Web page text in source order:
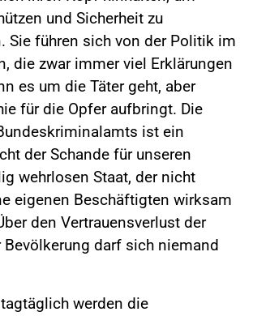
und Sicherheit zu
Sie führen sich von der Politik im
die zwar immer viel Erklärungen
es um die Täter geht, aber
für die Opfer aufbringt. Die
ist ein
der Schande für unseren
wehrlosen Staat, der nicht
eigenen Beschäftigten wirksam
den Vertrauensverlust der
darf sich niemand
werden die